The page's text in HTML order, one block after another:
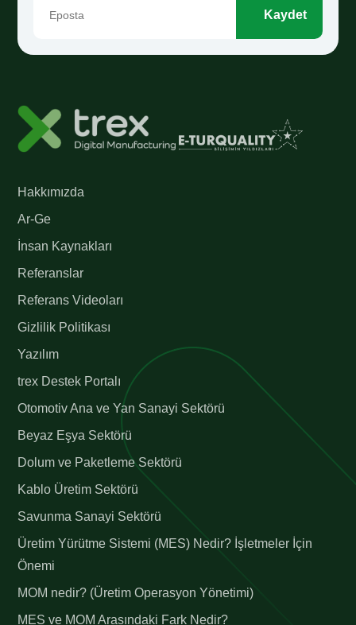
Kaydet
Hakkımızda
Ar-Ge
İnsan Kaynakları
Referanslar
Referans Videoları
Gizlilik Politikası
Yazılım
trex Destek Portalı
Otomotiv Ana ve Yan Sanayi Sektörü
Beyaz Eşya Sektörü
Dolum ve Paketleme Sektörü
Kablo Üretim Sektörü
Savunma Sanayi Sektörü
Üretim Yürütme Sistemi (MES) Nedir? İşletmeler İçin
Önemi
MOM nedir? (Üretim Operasyon Yönetimi)
MES ve MOM Arasındaki Fark Nedir?